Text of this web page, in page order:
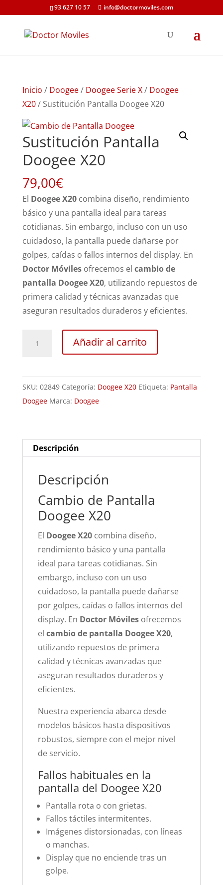
93 627 10 57 info@doctormoviles.com
Inicio / Doogee/ Doogee Serie X/ Doogee
X20/ Sustitución Pantalla Doogee X20
Sustitución Pantalla
Doogee X20
79,00€
El Doogee X20combina diseño, rendimiento
básico y una pantalla ideal para tareas
cotidianas. Sin embargo, incluso con un uso
cuidadoso, la pantalla puede dañarse por
golpes, caídas o fallos internos del display. En
Doctor Móvilesofrecemos el cambio de
pantalla Doogee X20, utilizando repuestos de
primera calidad y técnicas avanzadas que
aseguran resultados duraderos y eficientes.
X20
cantidad
Añadir al carrito
SKU: 02849 Categoría: Doogee X20 Etiqueta: Pantalla
Doogee Marca: Doogee
Descripción
Descripción
Cambio de Pantalla
Doogee X20
El Doogee X20combina diseño,
rendimiento básico y una pantalla
ideal para tareas cotidianas. Sin
embargo, incluso con un uso
cuidadoso, la pantalla puede dañarse
por golpes, caídas o fallos internos del
display. En Doctor Móvilesofrecemos
el cambio de pantalla Doogee X20,
utilizando repuestos de primera
calidad y técnicas avanzadas que
aseguran resultados duraderos y
eficientes.
Nuestra experiencia abarca desde
modelos básicos hasta dispositivos
robustos, siempre con el mejor nivel
de servicio.
Fallos habituales en la
pantalla del Doogee X20
Pantalla rota o con grietas.
Fallos táctiles intermitentes.
Imágenes distorsionadas, con líneas
o manchas.
Display que no enciende tras un
golpe.